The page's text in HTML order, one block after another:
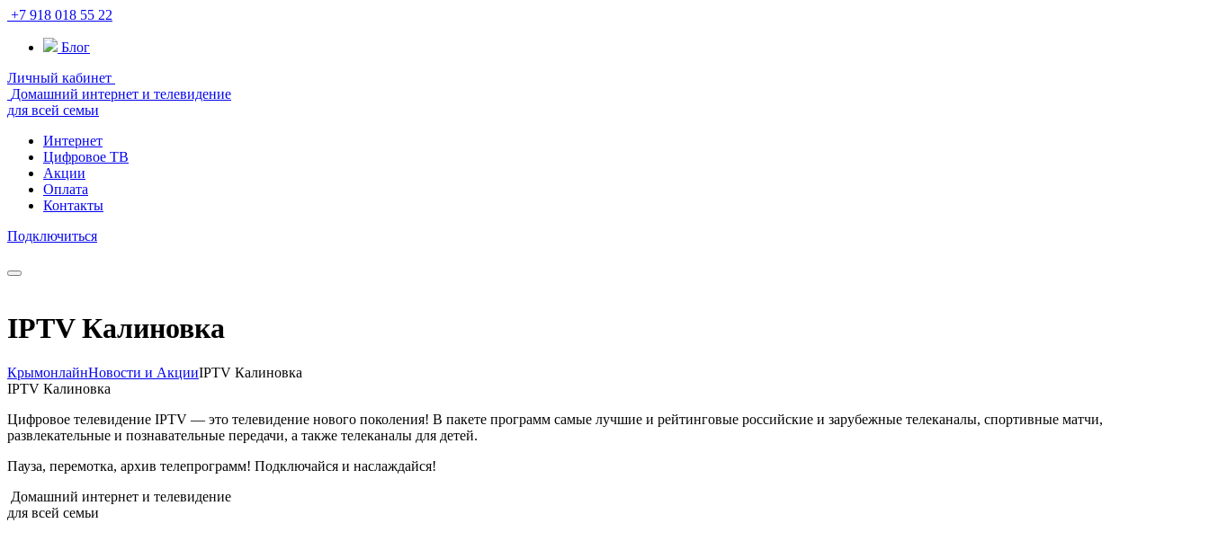
+7 918 018 55 22
Блог
Личный кабинет
Домашний интернет и телевидение
для всей семьи
Интернет
Цифровое ТВ
Акции
Оплата
Контакты
Подключиться
IPTV Калиновка
КрымонлайнНовости и АкцииIPTV Калиновка
IPTV Калиновка
Цифровое телевидение IPTV — это телевидение нового поколения! В пакете программ самые лучшие и рейтинговые российские и зарубежные телеканалы, спортивные матчи,
развлекательные и познавательные передачи, а также телеканалы для детей.
Пауза, перемотка, архив телепрограмм! Подключайся и наслаждайся!
Домашний интернет и телевидение
для всей семьи